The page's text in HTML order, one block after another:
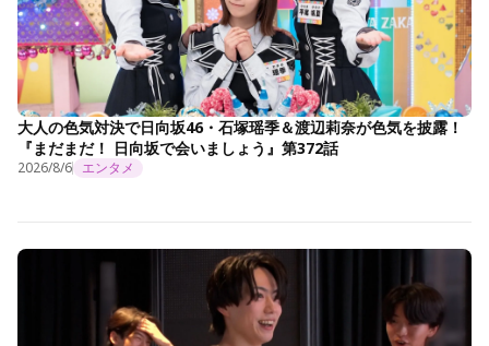
大人の色気対決で日向坂46・石塚瑶季＆渡辺莉奈が色気を披露！
『まだまだ！ 日向坂で会いましょう』第372話
2026/8/6 エンタメ